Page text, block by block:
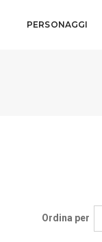
PERSONAGGI
Ordina per